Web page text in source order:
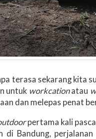
terasa sekarang kita
untuk workcationatau
dan melepas penat
pertama kali
di Bandung,